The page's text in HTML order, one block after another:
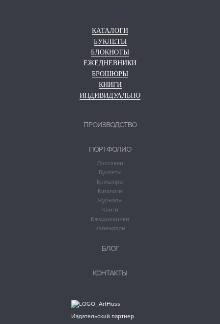
КАТАЛОГИ
БУКЛЕТЫ
БЛОКНОТЫ
ЕЖЕДНЕВНИКИ
БРОШЮРЫ
КНИГИ
ИНДИВИДУАЛЬНО
ПРОИЗВОДСТВО
ПОРТФОЛИО
Листовки
Буклеты
Брошюры
Каталоги
Журналы
Книги
Ежедневники
Календари
БЛОГ
КОНТАКТЫ
Издательский партнер